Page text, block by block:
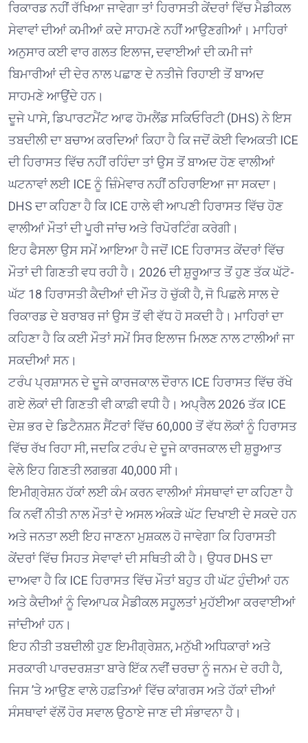
ਰਿਕਾਰਡ ਨਹੀਂ ਰੱਖਿਆ ਜਾਵੇਗਾ ਤਾਂ ਹਿਰਾਸਤੀ ਕੇਂਦਰਾਂ ਵਿੱਚ ਮੈਡੀਕਲ
ਸੇਵਾਵਾਂ ਦੀਆਂ ਕਮੀਆਂ ਕਦੇ ਸਾਹਮਣੇ ਨਹੀਂ ਆਉਣਗੀਆਂ। ਮਾਹਿਰਾਂ
ਅਨੁਸਾਰ ਕਈ ਵਾਰ ਗਲਤ ਇਲਾਜ, ਦਵਾਈਆਂ ਦੀ ਕਮੀ ਜਾਂ
ਬਿਮਾਰੀਆਂ ਦੀ ਦੇਰ ਨਾਲ ਪਛਾਣ ਦੇ ਨਤੀਜੇ ਰਿਹਾਈ ਤੋਂ ਬਾਅਦ
ਸਾਹਮਣੇ ਆਉਂਦੇ ਹਨ।
ਦੂਜੇ ਪਾਸੇ, ਡਿਪਾਰਟਮੈਂਟ ਆਫ ਹੋਮਲੈਂਡ ਸਕਿਓਰਿਟੀ (DHS) ਨੇ ਇਸ
ਤਬਦੀਲੀ ਦਾ ਬਚਾਅ ਕਰਦਿਆਂ ਕਿਹਾ ਹੈ ਕਿ ਜਦੋਂ ਕੋਈ ਵਿਅਕਤੀ ICE
ਦੀ ਹਿਰਾਸਤ ਵਿੱਚ ਨਹੀਂ ਰਹਿੰਦਾ ਤਾਂ ਉਸ ਤੋਂ ਬਾਅਦ ਹੋਣ ਵਾਲੀਆਂ
ਘਟਨਾਵਾਂ ਲਈ ICE ਨੂੰ ਜ਼ਿੰਮੇਵਾਰ ਨਹੀਂ ਠਹਿਰਾਇਆ ਜਾ ਸਕਦਾ।
DHS ਦਾ ਕਹਿਣਾ ਹੈ ਕਿ ICE ਹਾਲੇ ਵੀ ਆਪਣੀ ਹਿਰਾਸਤ ਵਿੱਚ ਹੋਣ
ਵਾਲੀਆਂ ਮੌਤਾਂ ਦੀ ਪੂਰੀ ਜਾਂਚ ਅਤੇ ਰਿਪੋਰਟਿੰਗ ਕਰੇਗੀ।
ਇਹ ਫੈਸਲਾ ਉਸ ਸਮੇਂ ਆਇਆ ਹੈ ਜਦੋਂ ICE ਹਿਰਾਸਤ ਕੇਂਦਰਾਂ ਵਿੱਚ
ਮੌਤਾਂ ਦੀ ਗਿਣਤੀ ਵਧ ਰਹੀ ਹੈ। 2026 ਦੀ ਸ਼ੁਰੂਆਤ ਤੋਂ ਹੁਣ ਤੱਕ ਘੱਟੋ-
ਘੱਟ 18 ਹਿਰਾਸਤੀ ਕੈਦੀਆਂ ਦੀ ਮੌਤ ਹੋ ਚੁੱਕੀ ਹੈ, ਜੋ ਪਿਛਲੇ ਸਾਲ ਦੇ
ਰਿਕਾਰਡ ਦੇ ਬਰਾਬਰ ਜਾਂ ਉਸ ਤੋਂ ਵੀ ਵੱਧ ਹੋ ਸਕਦੀ ਹੈ। ਮਾਹਿਰਾਂ ਦਾ
ਕਹਿਣਾ ਹੈ ਕਿ ਕਈ ਮੌਤਾਂ ਸਮੇਂ ਸਿਰ ਇਲਾਜ ਮਿਲਣ ਨਾਲ ਟਾਲੀਆਂ ਜਾ
ਸਕਦੀਆਂ ਸਨ।
ਟਰੰਪ ਪ੍ਰਸ਼ਾਸਨ ਦੇ ਦੂਜੇ ਕਾਰਜਕਾਲ ਦੌਰਾਨ ICE ਹਿਰਾਸਤ ਵਿੱਚ ਰੱਖੇ
ਗਏ ਲੋਕਾਂ ਦੀ ਗਿਣਤੀ ਵੀ ਕਾਫ਼ੀ ਵਧੀ ਹੈ। ਅਪ੍ਰੈਲ 2026 ਤੱਕ ICE
ਦੇਸ਼ ਭਰ ਦੇ ਡਿਟੈਨਸ਼ਨ ਸੈਂਟਰਾਂ ਵਿੱਚ 60,000 ਤੋਂ ਵੱਧ ਲੋਕਾਂ ਨੂੰ ਹਿਰਾਸਤ
ਵਿੱਚ ਰੱਖ ਰਿਹਾ ਸੀ, ਜਦਕਿ ਟਰੰਪ ਦੇ ਦੂਜੇ ਕਾਰਜਕਾਲ ਦੀ ਸ਼ੁਰੂਆਤ
ਵੇਲੇ ਇਹ ਗਿਣਤੀ ਲਗਭਗ 40,000 ਸੀ।
ਇਮੀਗ੍ਰੇਸ਼ਨ ਹੱਕਾਂ ਲਈ ਕੰਮ ਕਰਨ ਵਾਲੀਆਂ ਸੰਸਥਾਵਾਂ ਦਾ ਕਹਿਣਾ ਹੈ
ਕਿ ਨਵੀਂ ਨੀਤੀ ਨਾਲ ਮੌਤਾਂ ਦੇ ਅਸਲ ਅੰਕੜੇ ਘੱਟ ਦਿਖਾਈ ਦੇ ਸਕਦੇ ਹਨ
ਅਤੇ ਜਨਤਾ ਲਈ ਇਹ ਜਾਣਨਾ ਮੁਸ਼ਕਲ ਹੋ ਜਾਵੇਗਾ ਕਿ ਹਿਰਾਸਤੀ
ਕੇਂਦਰਾਂ ਵਿੱਚ ਸਿਹਤ ਸੇਵਾਵਾਂ ਦੀ ਸਥਿਤੀ ਕੀ ਹੈ। ਉਧਰ DHS ਦਾ
ਦਾਅਵਾ ਹੈ ਕਿ ICE ਹਿਰਾਸਤ ਵਿੱਚ ਮੌਤਾਂ ਬਹੁਤ ਹੀ ਘੱਟ ਹੁੰਦੀਆਂ ਹਨ
ਅਤੇ ਕੈਦੀਆਂ ਨੂੰ ਵਿਆਪਕ ਮੈਡੀਕਲ ਸਹੂਲਤਾਂ ਮੁਹੱਈਆ ਕਰਵਾਈਆਂ
ਜਾਂਦੀਆਂ ਹਨ।
ਇਹ ਨੀਤੀ ਤਬਦੀਲੀ ਹੁਣ ਇਮੀਗ੍ਰੇਸ਼ਨ, ਮਨੁੱਖੀ ਅਧਿਕਾਰਾਂ ਅਤੇ
ਸਰਕਾਰੀ ਪਾਰਦਰਸ਼ਤਾ ਬਾਰੇ ਇੱਕ ਨਵੀਂ ਚਰਚਾ ਨੂੰ ਜਨਮ ਦੇ ਰਹੀ ਹੈ,
ਜਿਸ ’ਤੇ ਆਉਣ ਵਾਲੇ ਹਫ਼ਤਿਆਂ ਵਿੱਚ ਕਾਂਗਰਸ ਅਤੇ ਹੱਕਾਂ ਦੀਆਂ
ਸੰਸਥਾਵਾਂ ਵੱਲੋਂ ਹੋਰ ਸਵਾਲ ਉਠਾਏ ਜਾਣ ਦੀ ਸੰਭਾਵਨਾ ਹੈ।